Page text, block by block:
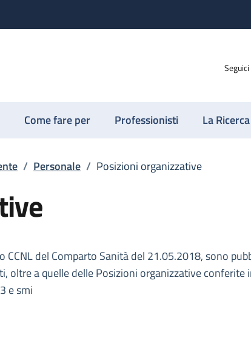
Seguici
Come fare per Professionisti La Ricerca
/ Personale / Posizioni organizzative
CCNL del Comparto Sanità del 21.05.2018, sono
oltre a quelle delle Posizioni organizzative
e smi